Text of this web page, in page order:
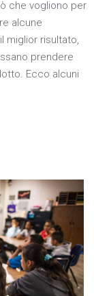
che vogliono per
alcune
miglior risultato,
prendere
Ecco alcuni